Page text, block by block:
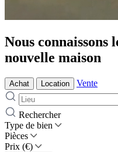
Nous connaissons
nouvelle maison
Achat Location Vente
Rechercher
Type de bien
Pièces
Prix (€)